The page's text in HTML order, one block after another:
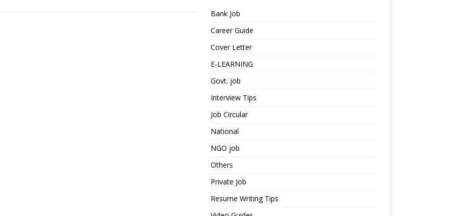
Bank Job
Career Guide
Cover Letter
E-LEARNING
Govt. job
Interview Tips
Job Circular
National
NGO job
Others
Private Job
Resume Writing Tips